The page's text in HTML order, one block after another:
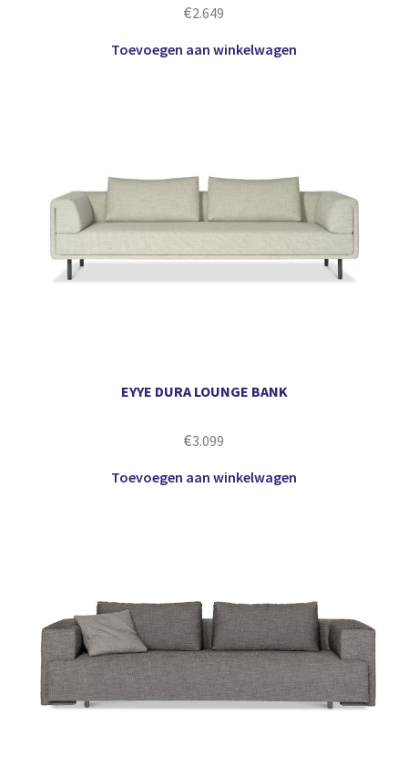
€2.649
Toevoegen aan winkelwagen
EYYE DURA LOUNGE BANK
€3.099
Toevoegen aan winkelwagen